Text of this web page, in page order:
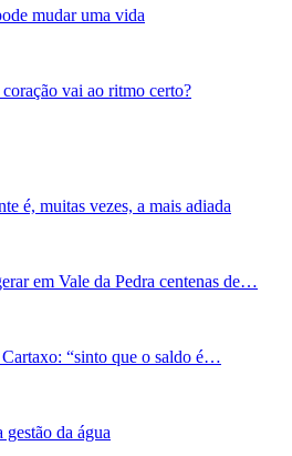
mudar uma vida
vai ao ritmo certo?
é, muitas vezes, a mais adiada
em Vale da Pedra centenas de…
Cartaxo: “sinto que o saldo é…
da água